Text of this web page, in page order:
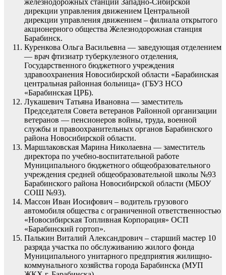
дирекции управления движением Центральной
дирекции управления движением – филиала открытого
акционерного общества Железнодорожная станция
Барабинск.
Куренкова Ольга Васильевна — заведующая отделением
— врач фтизиатр туберкулезного отделения,
Государственного бюджетного учреждения
здравоохранения Новосибирской области «Барабинская
центральная районная больница» (ГБУЗ НСО
«Барабинская ЦРБ).
Лукашевич Татьяна Ивановна — заместитель
Председателя Совета ветеранов Районной организации
ветеранов — пенсионеров войны, труда, военной
службы и правоохранительных органов Барабинского
района Новосибирской области.
Маршлаковская Марина Николаевна — заместитель
директора по учебно-воспитательной работе
Муниципального бюджетного общеобразовательного
учреждения средней общеобразовательной школы №93
Барабинского района Новосибирской области (МБОУ
СОШ №93).
Массон Иван Иосифович – водитель грузового
автомобиля общества с ограниченной ответственностью
«Новосибирская Топливная Корпорация» ОСП
«Барабинский гортоп».
Палькин Виталий Александрович – старший мастер 10
разряда участка по обслуживанию жилого фонда
Муниципального унитарного предприятия жилищно-
коммунального хозяйства города Барабинска (МУП